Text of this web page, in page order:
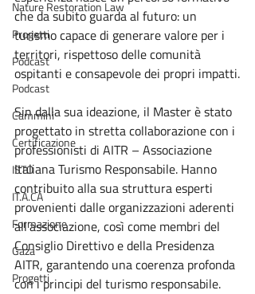
Nature Restoration Law
Progetti
Podcast
Podcast
Cammini
Certificazione
ISTO
IT.A.CÀ
Formazione
Gaza
Progetti
che da subito guarda al futuro: un
turismo capace di generare valore per i
territori, rispettoso delle comunità
ospitanti e consapevole dei propri impatti.
Sin dalla sua ideazione, il Master è stato
progettato in stretta collaborazione con i
professionisti di AITR – Associazione
Italiana Turismo Responsabile. Hanno
contribuito alla sua struttura esperti
provenienti dalle organizzazioni aderenti
all’associazione, così come membri del
Consiglio Direttivo e della Presidenza
AITR, garantendo una coerenza profonda
con i principi del turismo responsabile.